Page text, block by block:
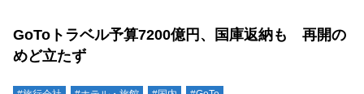
GoToトラベル予算7200億円、国庫返納も 再開の
めど立たず